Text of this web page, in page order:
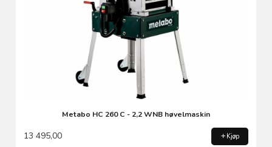
Metabo HC 260 C - 2,2 WNB høvelmaskin
13 495,00 Kjøp